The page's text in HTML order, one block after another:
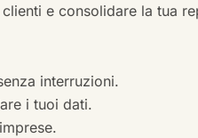
e consolidare la tua
interruzioni.
i tuoi dati.